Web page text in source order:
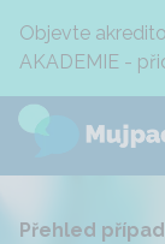
Objevte
AKADEMIE -
Přehled